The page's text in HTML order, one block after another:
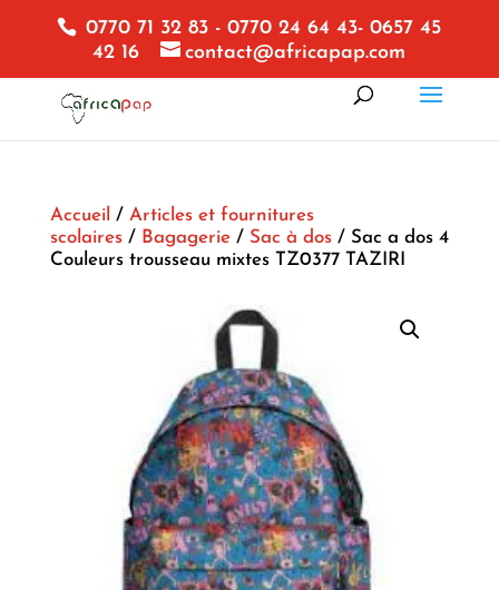
0770 71 32 83 - 0770 24 64 43- 0657 45
42 16
contact@africapap.com
Accueil / Articles et fournitures
scolaires/ Bagagerie/ Sac à dos/ Sac a dos 4
Couleurs trousseau mixtes TZ0377 TAZIRI